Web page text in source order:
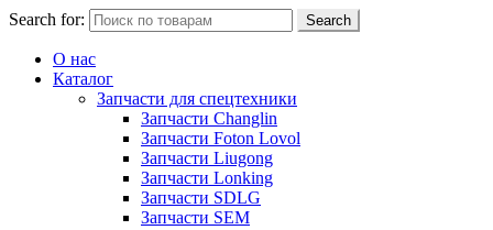
Search for: Search
О нас
Каталог
Запчасти для спецтехники
Запчасти Changlin
Запчасти Foton Lovol
Запчасти Liugong
Запчасти Lonking
Запчасти SDLG
Запчасти SEM